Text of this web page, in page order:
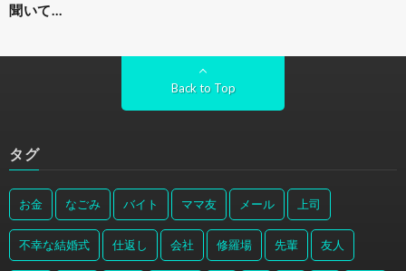
聞いて…
Back to Top
タグ
お金 なごみ バイト ママ友 メール 上司
不幸な結婚式 仕返し 会社 修羅場 先輩 友人